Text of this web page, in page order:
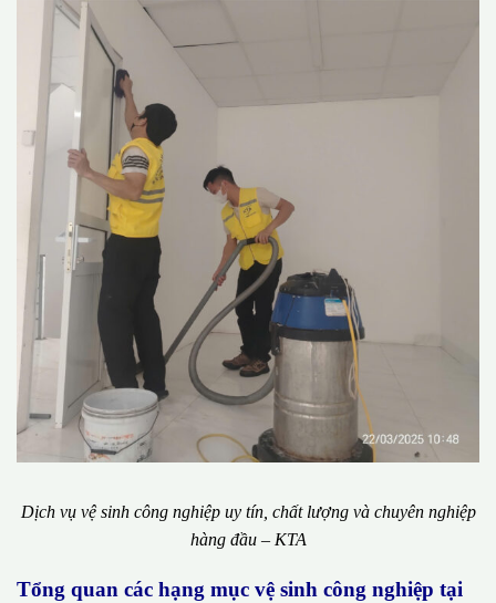
Dịch vụ vệ sinh công nghiệp uy tín, chất lượng và chuyên nghiệp
hàng đầu – KTA
Tổng quan các hạng mục vệ sinh công nghiệp tại